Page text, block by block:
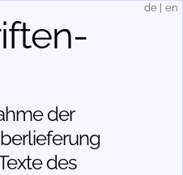
der
des
de en